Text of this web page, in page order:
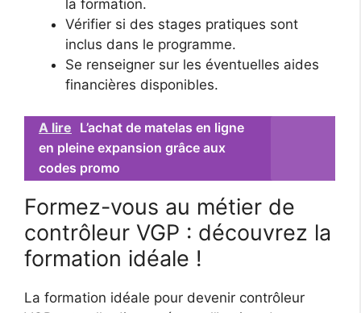
la formation.
Vérifier si des stages pratiques sont
inclus dans le programme.
Se renseigner sur les éventuelles aides
financières disponibles.
A lire L’achat de matelas en ligne
en pleine expansion grâce aux
codes promo
Formez-vous au métier de
contrôleur VGP : découvrez la
formation idéale !
La formation idéale pour devenir contrôleur